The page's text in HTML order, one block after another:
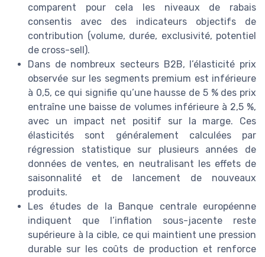
comparent pour cela les niveaux de rabais
consentis avec des indicateurs objectifs de
contribution (volume, durée, exclusivité, potentiel
de cross-sell).
Dans de nombreux secteurs B2B, l’élasticité prix
observée sur les segments premium est inférieure
à 0,5, ce qui signifie qu’une hausse de 5 % des prix
entraîne une baisse de volumes inférieure à 2,5 %,
avec un impact net positif sur la marge. Ces
élasticités sont généralement calculées par
régression statistique sur plusieurs années de
données de ventes, en neutralisant les effets de
saisonnalité et de lancement de nouveaux
produits.
Les études de la Banque centrale européenne
indiquent que l’inflation sous-jacente reste
supérieure à la cible, ce qui maintient une pression
durable sur les coûts de production et renforce